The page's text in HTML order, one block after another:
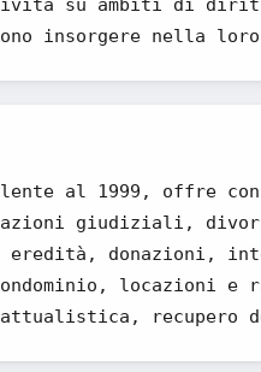
su ambiti di
insorgere nella
al 1999, offre
giudiziali,
eredità, donazioni,
locazioni
recupero